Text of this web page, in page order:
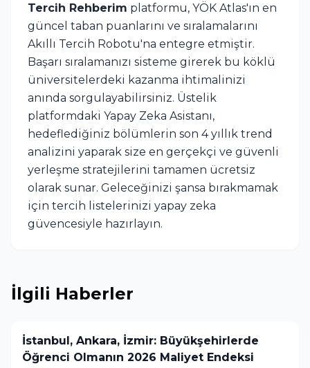
Tercih Rehberim platformu, YÖK Atlas'ın en
güncel taban puanlarını ve sıralamalarını
Akıllı Tercih Robotu'na entegre etmiştir.
Başarı sıralamanızı sisteme girerek bu köklü
üniversitelerdeki kazanma ihtimalinizi
anında sorgulayabilirsiniz. Üstelik
platformdaki Yapay Zeka Asistanı,
hedeflediğiniz bölümlerin son 4 yıllık trend
analizini yaparak size en gerçekçi ve güvenli
yerleşme stratejilerini tamamen ücretsiz
olarak sunar. Geleceğinizi şansa bırakmamak
için tercih listelerinizi yapay zeka
güvencesiyle hazırlayın.
İlgili Haberler
İstanbul, Ankara, İzmir: Büyükşehirlerde
Öğrenci Olmanın 2026 Maliyet Endeksi